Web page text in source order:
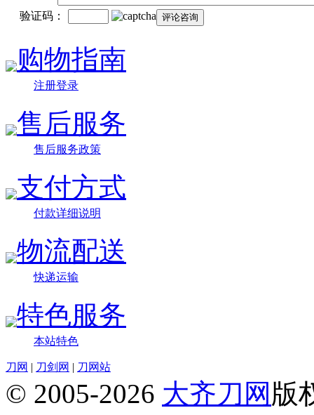
验证码：
购物指南
注册登录
售后服务
售后服务政策
支付方式
付款详细说明
物流配送
快递运输
特色服务
本站特色
刀网 | 刀剑网 | 刀网站
© 2005-2026 大齐刀网 版